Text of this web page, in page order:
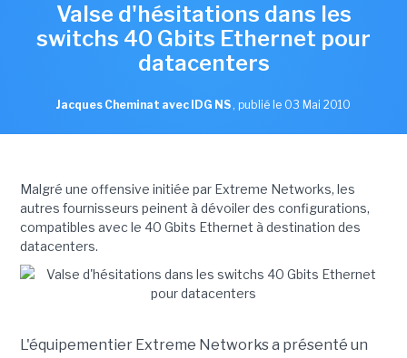
Valse d'hésitations dans les
switchs 40 Gbits Ethernet pour
datacenters
Jacques Cheminat avec IDG NS , publié le 03 Mai 2010
Malgré une offensive initiée par Extreme Networks, les
autres fournisseurs peinent à dévoiler des configurations,
compatibles avec le 40 Gbits Ethernet à destination des
datacenters.
L'équipementier Extreme Networks a présenté un